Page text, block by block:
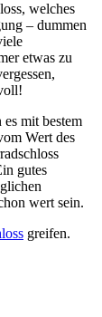
welches
– dummen
etwas zu
mit bestem
Wert des
gutes
wert sein.
greifen.